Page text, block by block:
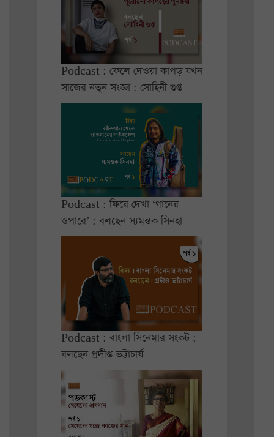
Podcast : ফেলে দেওয়া কাপড় যখন
সাজের নতুন সংজ্ঞা : সোহিনী গুপ্ত
Podcast : ফিরে দেখা ‘গানের
ওপারে’ : বলছেন স্যমন্তক সিনহা
Podcast : বাংলা সিনেমার সংকট :
বলছেন প্রদীপ্ত ভট্টাচার্য